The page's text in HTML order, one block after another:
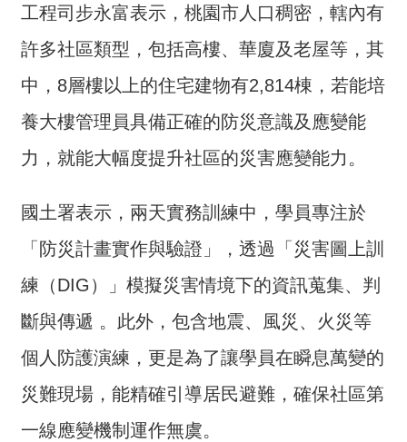
策
訊
快
遞
主
題
務
動
交
流
回
首
頁
工程司步永富表示，桃園市人口稠密，轄內有
許多社區類型，包括高樓、華廈及老屋等，其
中，8層樓以上的住宅建物有2,814棟，若能培
養大樓管理員具備正確的防災意識及應變能
力，就能大幅度提升社區的災害應變能力。
國土署表示，兩天實務訓練中，學員專注於
「防災計畫實作與驗證」，透過「災害圖上訓
練（DIG）」模擬災害情境下的資訊蒐集、判
斷與傳遞 。此外，包含地震、風災、火災等
個人防護演練，更是為了讓學員在瞬息萬變的
災難現場，能精確引導居民避難，確保社區第
一線應變機制運作無虞。